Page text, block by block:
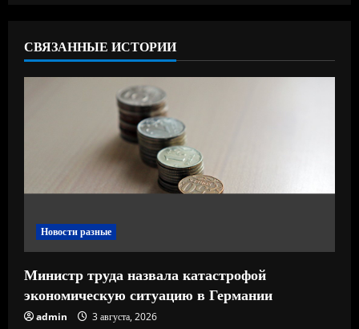
ь
ч
и
е
СВЯЗАННЫЕ ИСТОРИИ
Новости разные
Министр труда назвала катастрофой
экономическую ситуацию в Германии
admin 3 августа, 2026